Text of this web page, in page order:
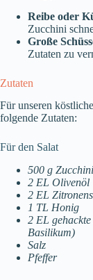
Reibe oder
Zucchini
Große
Zutaten zu
Zutaten
Für unseren
folgende Zutaten:
Für den Salat
500 g
2 EL Olivenöl
2 EL
1 TL Honig
2 EL
Basilikum)
Salz
Pfeffer